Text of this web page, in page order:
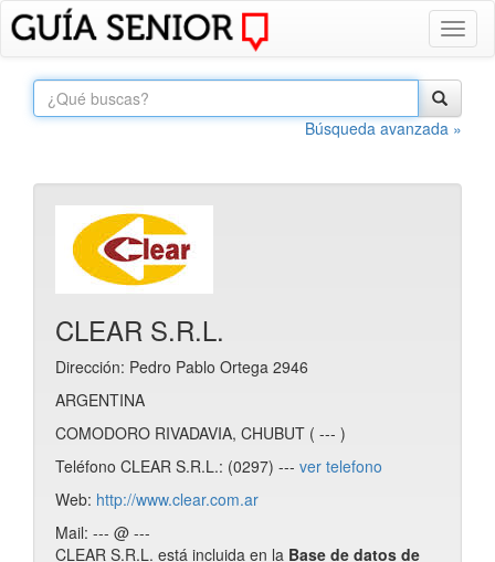
Búsqueda avanzada »
CLEAR S.R.L.
Dirección: Pedro Pablo Ortega 2946
ARGENTINA
COMODORO RIVADAVIA, CHUBUT ( --- )
Teléfono CLEAR S.R.L.: (0297) --- ver telefono
Web: http://www.clear.com.ar
Mail: --- @ ---
CLEAR S.R.L. está incluida en la Base de datos de